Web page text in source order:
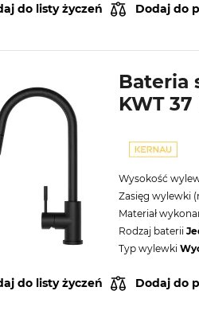
do listy życzeń Dodaj do
Bateria
KWT
Wysokość
Zasięg wylewki
Materiał
Rodzaj baterii
Typ wylewki
do listy życzeń Dodaj do